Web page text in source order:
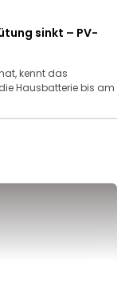
sinkt – PV-
kennt das
Hausbatterie bis am